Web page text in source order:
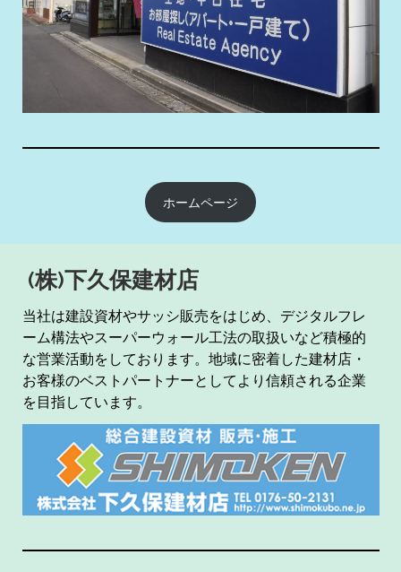
ホームページ
(株)下久保建材店
当社は建設資材やサッシ販売をはじめ、デジタルフレ
ーム構法やスーパーウォール工法の取扱いなど積極的
な営業活動をしております。地域に密着した建材店・
お客様のベストパートナーとしてより信頼される企業
を目指しています。